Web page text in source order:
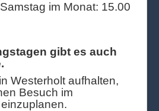
im Monat: 15.00
gibt es auch
Westerholt aufhalten,
Besuch im